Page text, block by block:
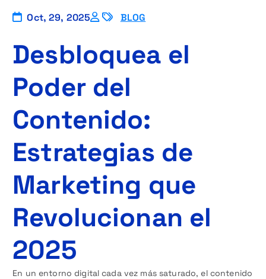
Oct, 29, 2025 BLOG
Desbloquea el
Poder del
Contenido:
Estrategias de
Marketing que
Revolucionan el
2025
En un entorno digital cada vez más saturado, el contenido